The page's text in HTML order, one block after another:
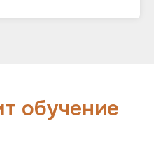
обучение